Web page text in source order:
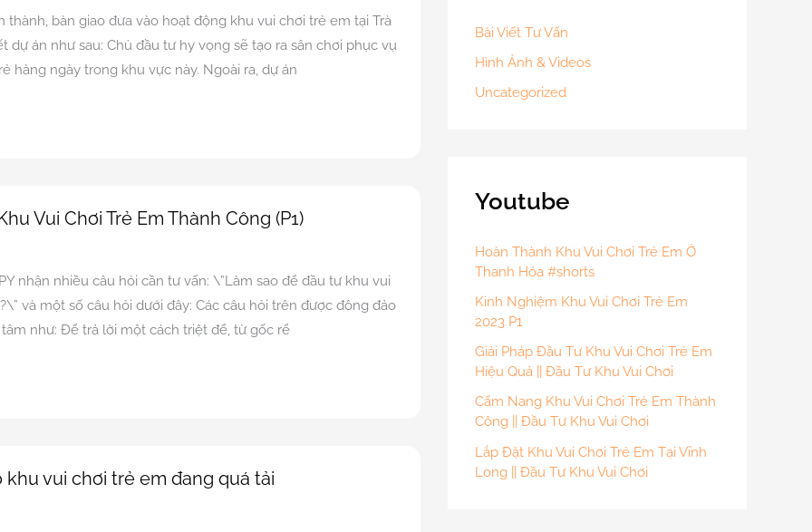
thành, bàn giao đưa vào hoạt động khu vui chơi trẻ em tại Trà
dự án như sau: Chủ đầu tư hy vọng sẽ tạo ra sân chơi phục vụ
hàng ngày trong khu vực này. Ngoài ra, dự án
Vui Chơi Trẻ Em Thành Công (P1)
nhận nhiều câu hỏi cần tư vấn: \”Làm sao để đầu tư khu vui
và một số câu hỏi dưới đây: Các câu hỏi trên được đông đảo
như: Để trả lời một cách triệt để, từ gốc rể
khu vui chơi trẻ em đang quá tải
Bài Viết Tư Vấn
Hình Ảnh & Videos
Uncategorized
Youtube
Hoàn Thành Khu Vui Chơi Trẻ Em Ở
Thanh Hóa #shorts
Kinh Nghiệm Khu Vui Chơi Trẻ Em
2023 P1
Giải Pháp Đầu Tư Khu Vui Chơi Trẻ Em
Hiệu Quả || Đầu Tư Khu Vui Chơi
Cẩm Nang Khu Vui Chơi Trẻ Em Thành
Công || Đầu Tư Khu Vui Chơi
Lắp Đặt Khu Vui Chơi Trẻ Em Tại Vĩnh
Long || Đầu Tư Khu Vui Chơi